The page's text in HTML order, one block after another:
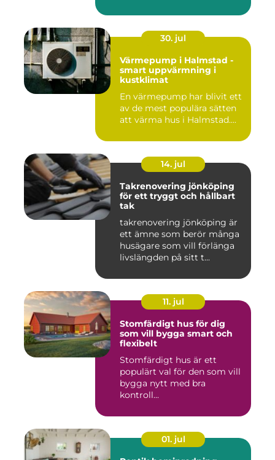
30. jul
Värmepump i Halmstad -
smart uppvärmning i
kustklimat
En värmepump har blivit ett
av de mest populära sätten
att värma hus i Halmstad....
14. jul
Takrenovering jönköping
för ett tryggt och hållbart
tak
takrenovering jönköping är
ett ämne som berör många
husägare som vill förlänga
livslängden på sitt t...
11. jul
Stomfärdigt hus för dig
som vill bygga smart och
flexibelt
Stomfärdigt hus är ett
populärt val för den som vill
bygga nytt med bra
kontroll...
01. jul